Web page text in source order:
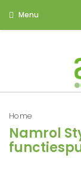
Menu
Home
Namrol